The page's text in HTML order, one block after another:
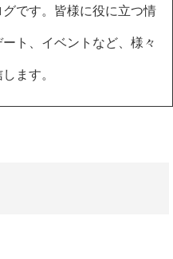
グです。皆様に役に立つ情
ト、イベントなど、様々
ます。